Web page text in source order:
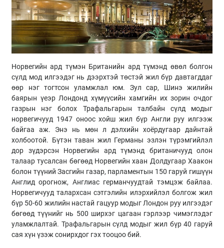
Норвегийн ард түмэн Британийн ард түмэнд өвөл болгон
сүлд мод илгээдэг нь дээрхтэй төстэй жил бүр давтагддаг
өөр нэг тогтсон уламжлал юм. Зул сар, Шинэ жилийн
баярын үеэр Лондонд хүмүүсийн хамгийн их зорин очдог
газрын нэг болох Трафальгарын талбайн сүлд модыг
норвегичууд 1947 оноос хойш жил бүр Англи руу илгээж
байгаа аж. Энэ нь мөн л дэлхийн хоёрдугаар дайнтай
холбоотой. Бүтэн таван жил Германы эзлэн түрэмгийлэл
дор зүдэрсэн Норвегийн ард түмэнд британичууд олон
талаар тусалсан бөгөөд Норвегийн хаан Долдугаар Хаакон
болон түүний Засгийн газар, парламентын 150 гаруй гишүүн
Англид орогнож, Англиас германчуудтай тэмцэж байлаа.
Норвегичууд талархсан сэтгэлийн илэрхийлэл болгож жил
бүр 50-60 жилийн настай гацуур модыг Лондон руу илгээдэг
бөгөөд түүнийг нь 500 ширхэг цагаан гэрлээр чимэглэдэг
уламжлалтай. Трафальгарын сүлд модыг жил бүр 40 гаруй
сая хүн үзэж сонирхдог гэх тооцоо бий.